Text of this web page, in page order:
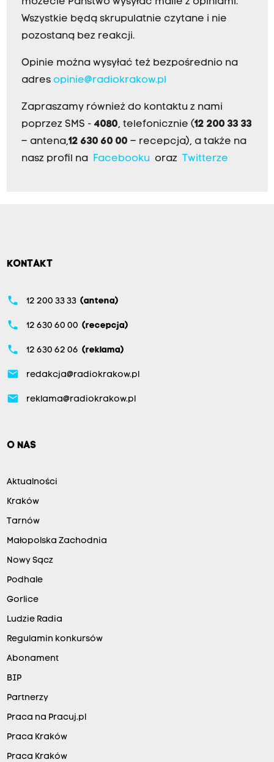
Wszystkie będą skrupulatnie czytane i nie
pozostaną bez reakcji.
Opinie można wysyłać też bezpośrednio na
adres opinie@radiokrakow.pl
Zapraszamy również do kontaktu z nami
poprzez SMS - 4080, telefonicznie (12 200 33 33
– antena,12 630 60 00 – recepcja), a także na
nasz profil na Facebookuoraz Twitterze
KONTAKT
phone 12 200 33 33 (antena)
phone 12 630 60 00 (recepcja)
phone 12 630 62 06 (reklama)
email redakcja@radiokrakow.pl
email reklama@radiokrakow.pl
O NAS
Aktualności
Kraków
Tarnów
Małopolska Zachodnia
Nowy Sącz
Podhale
Gorlice
Ludzie Radia
Regulamin konkursów
Abonament
BIP
Partnerzy
Praca na Pracuj.pl
Praca Kraków
Praca Kraków